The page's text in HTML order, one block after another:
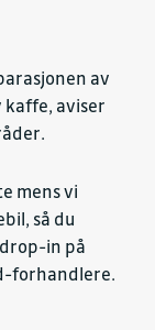
av
aviser
mens vi
så du
in på
forhandlere.